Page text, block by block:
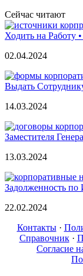
Сейчас читают
Ходить на Работу
02.04.2024
Выдать
14.03.2024
Заместителя
13.03.2024
Задолженность по
22.02.2024
Контакты·
Справочник·
Согласие